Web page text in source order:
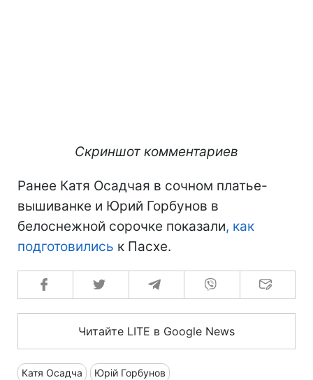
Скриншот комментариев
Ранее Катя Осадчая в сочном платье-
вышиванке и Юрий Горбунов в
белоснежной сорочке показали, как
подготовились к Пасхе.
Читайте LITE в Google News
Катя Осадча Юрій Горбунов